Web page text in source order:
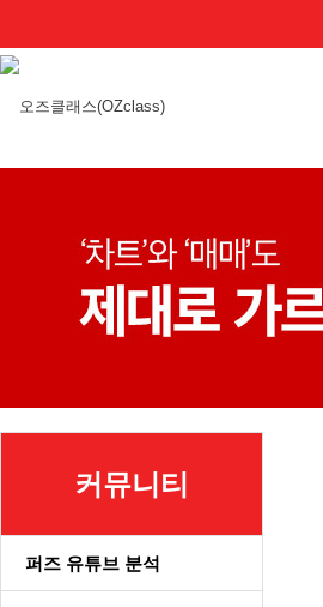
커뮤니티
퍼즈 유튜브 분석